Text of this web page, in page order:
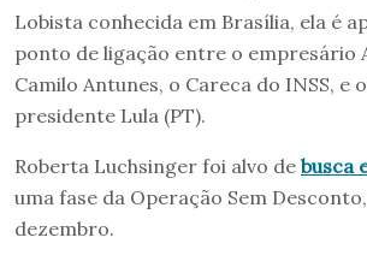
Lobista conhecida em Brasília, ela é
ponto de ligação entre o empresário
Camilo Antunes, o Careca do INSS, e
presidente Lula (PT).
Roberta Luchsinger foi alvo de busca
uma fase da Operação Sem
dezembro.